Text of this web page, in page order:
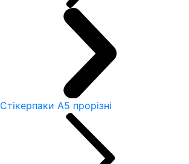
Стікерпаки А5 прорізні